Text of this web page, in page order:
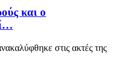
και ο